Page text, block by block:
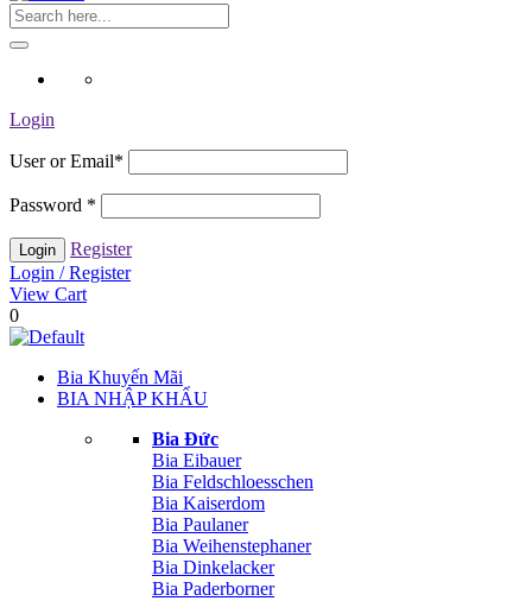
Login
User or Email*
Password *
Register
Login / Register
View Cart
0
Bia Khuyến Mãi
BIA NHẬP KHẨU
Bia Đức
Bia Eibauer
Bia Feldschloesschen
Bia Kaiserdom
Bia Paulaner
Bia Weihenstephaner
Bia Dinkelacker
Bia Paderborner